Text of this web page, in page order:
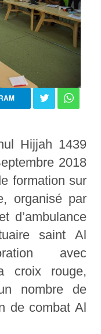
Hijjah 1439
2018
formation sur
organisé par
d’ambulance
saint Al
avec
croix rouge,
nombre de
de combat Al